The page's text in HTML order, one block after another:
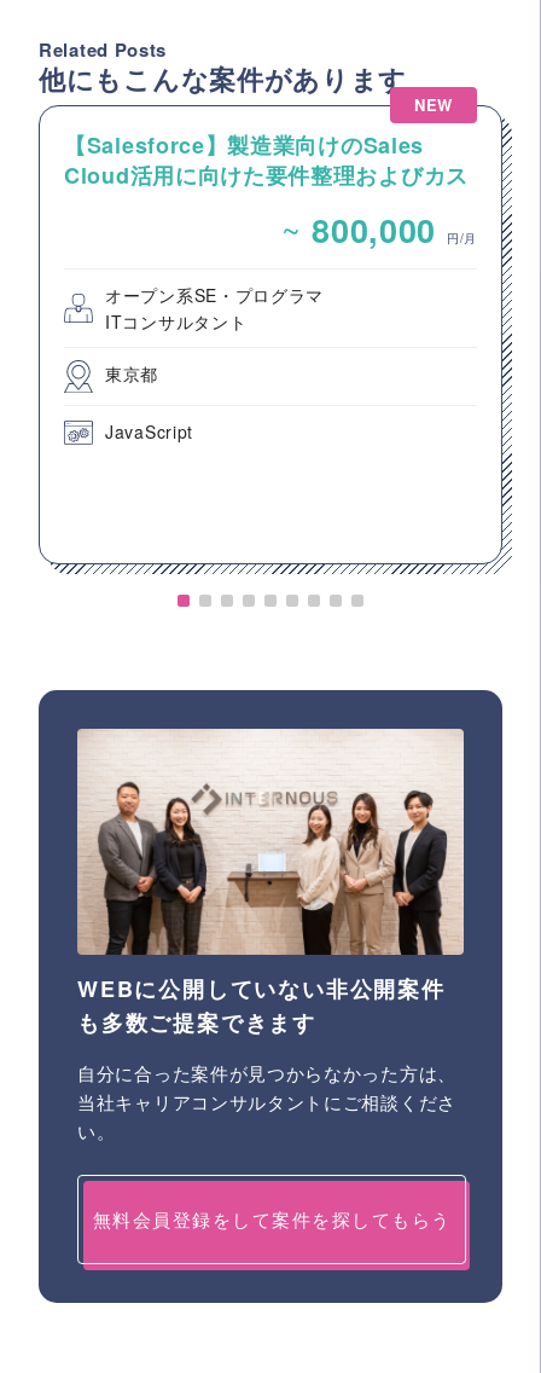
Related Posts
他にもこんな案件があります
NEW
【Salesforce】製造業向けのSales
Cloud活用に向けた要件整理およびカス
~ 800,000 円/月
オープン系SE・プログラマ
ITコンサルタント
東京都
JavaScript
WEBに公開していない非公開案件
も多数ご提案できます
自分に合った案件が見つからなかった方は、
当社キャリアコンサルタントにご相談くださ
い。
無料会員登録をして案件を探してもらう